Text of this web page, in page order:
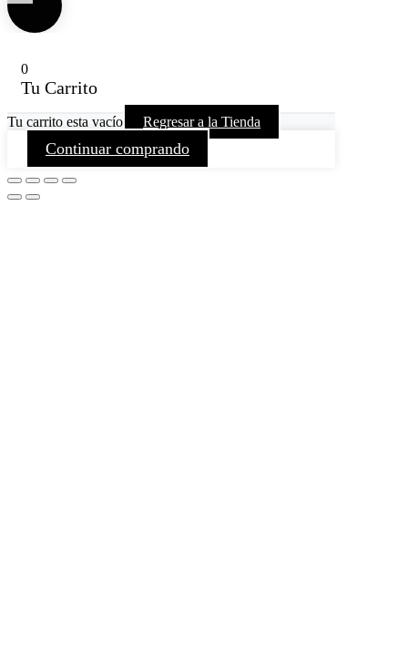
0
Tu Carrito
Tu carrito esta vacío Regresar a la Tienda
Continuar comprando